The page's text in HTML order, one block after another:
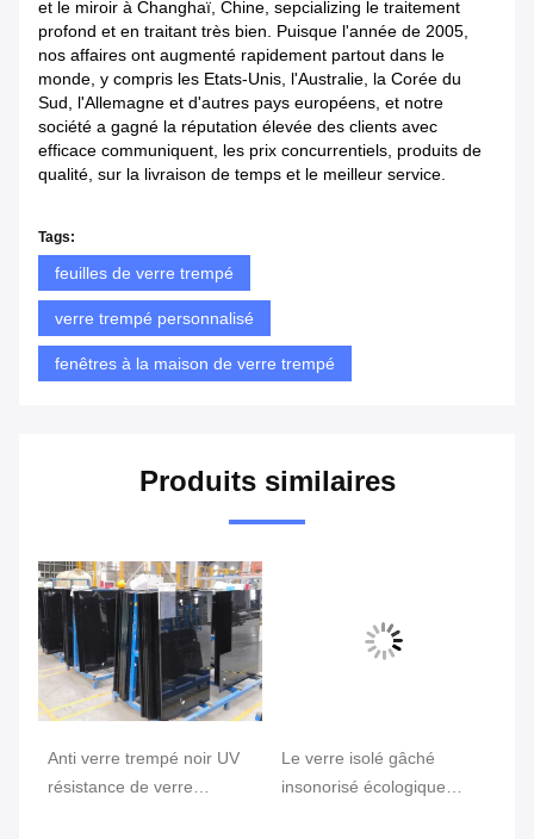
et le miroir à Changhaï, Chine, sepcializing le traitement
profond et en traitant très bien. Puisque l'année de 2005,
nos affaires ont augmenté rapidement partout dans le
monde, y compris les Etats-Unis, l'Australie, la Corée du
Sud, l'Allemagne et d'autres pays européens, et notre
société a gagné la réputation élevée des clients avec
efficace communiquent, les prix concurrentiels, produits de
qualité, sur la livraison de temps et le meilleur service.
Tags:
feuilles de verre trempé
verre trempé personnalisé
fenêtres à la maison de verre trempé
Produits similaires
Anti verre trempé noir UV
résistance de verre
Le verre isolé gâché
insonorisé écologique